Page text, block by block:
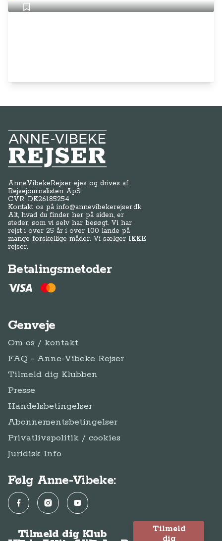
Anne-Vibeke Rejser
AnneVibekeRejser ejes og drives af
Rejsejournalisten ApS
CVR: DK26185254
Kontakt os påinfo@annevibekerejser.dk
Alt, hvad du finder her på siden, er
steder, som vi selv har besøgt. Vi har
rejst i over 25 år i over 100 lande på
mange forskellige måder. Vi sælger IKKE
rejser.
Betalingsmetoder
Genveje
Om os / kontakt
FAQ - Anne-Vibeke Rejser
Tilmeld dig Klubben
Presse
Handelsbetingelser
Abonnementsbetingelser
Privatlivspolitik / cookies
Juridisk Info
Følg Anne-Vibeke:
FacebookInstagramYouTube
Tilmeld dig Klub
Tilmeld
dig